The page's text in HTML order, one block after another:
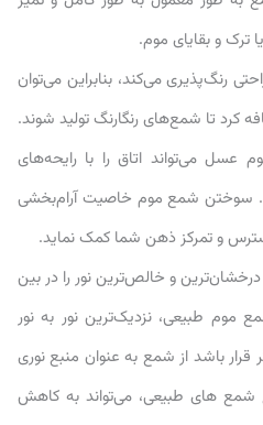
و بقایای موم.
رنگ‌پذیری می‌کند، بنابراین می‌توان
کرد تا شمع‌های رنگارنگ تولید شوند.
می‌تواند اتاق را با رایحه‌های
سوختن شمع موم خاصیت آرام‌بخشی
و تمرکز ذهن شما کمک نماید.
و خالص‌ترین نور را در بین
موم طبیعی، نزدیک‌ترین نور به نور
باشد از شمع‌ به عنوان منبع نوری
شمع های طبیعی، می‌تواند به کاهش